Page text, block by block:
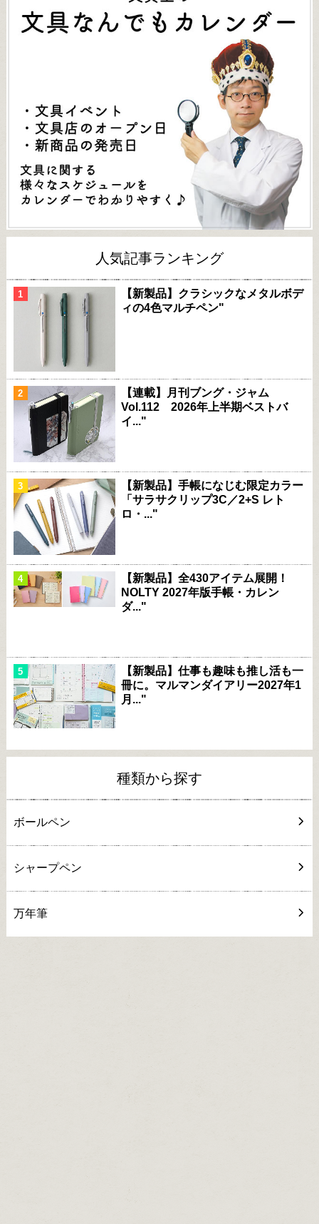
人気記事ランキング
【新製品】クラシックなメタルボデ
ィの4色マルチペン"
【連載】月刊ブング・ジャム
Vol.112 2026年上半期ベストバ
イ..."
【新製品】手帳になじむ限定カラー
「サラサクリップ3C／2+S レト
ロ・..."
【新製品】全430アイテム展開！
NOLTY 2027年版手帳・カレン
ダ..."
【新製品】仕事も趣味も推し活も一
冊に。マルマンダイアリー2027年1
月..."
種類から探す
ボールペン
シャープペン
万年筆